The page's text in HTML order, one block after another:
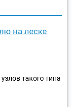
на леске
такого типа